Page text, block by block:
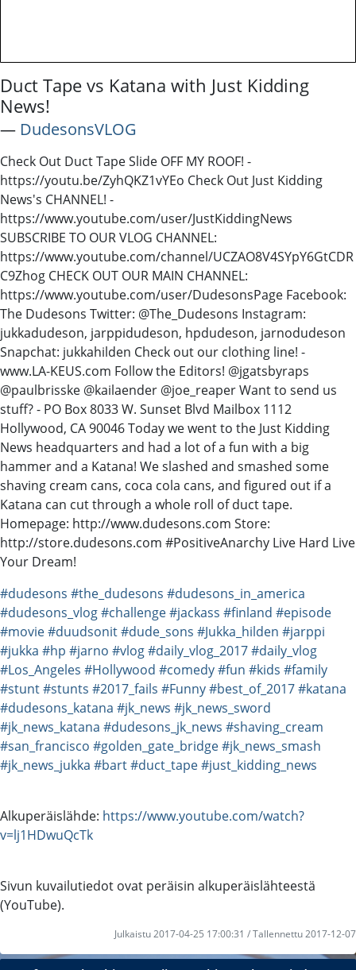
Duct Tape vs Katana with Just Kidding
News!
― DudesonsVLOG
Check Out Duct Tape Slide OFF MY ROOF! -
https://youtu.be/ZyhQKZ1vYEo Check Out Just Kidding
News's CHANNEL! -
https://www.youtube.com/user/JustKiddingNews
SUBSCRIBE TO OUR VLOG CHANNEL:
https://www.youtube.com/channel/UCZAO8V4SYpY6GtCDR
C9Zhog CHECK OUT OUR MAIN CHANNEL:
https://www.youtube.com/user/DudesonsPage Facebook:
The Dudesons Twitter: @The_Dudesons Instagram:
jukkadudeson, jarppidudeson, hpdudeson, jarnodudeson
Snapchat: jukkahilden Check out our clothing line! -
www.LA-KEUS.com Follow the Editors! @jgatsbyraps
@paulbrisske @kailaender @joe_reaper Want to send us
stuff? - PO Box 8033 W. Sunset Blvd Mailbox 1112
Hollywood, CA 90046 Today we went to the Just Kidding
News headquarters and had a lot of a fun with a big
hammer and a Katana! We slashed and smashed some
shaving cream cans, coca cola cans, and figured out if a
Katana can cut through a whole roll of duct tape.
Homepage: http://www.dudesons.com Store:
http://store.dudesons.com #PositiveAnarchy Live Hard Live
Your Dream!
#dudesons #the_dudesons #dudesons_in_america
#dudesons_vlog#challenge#jackass #finland #episode
#movie#duudsonit#dude_sons #Jukka_hilden #jarppi
#jukka #hp #jarno #vlog#daily_vlog_2017#daily_vlog
#Los_Angeles #Hollywood #comedy#fun #kids #family
#stunt#stunts #2017_fails #Funny#best_of_2017#katana
#dudesons_katana #jk_news #jk_news_sword
#jk_news_katana #dudesons_jk_news #shaving_cream
#san_francisco #golden_gate_bridge#jk_news_smash
#jk_news_jukka #bart#duct_tape#just_kidding_news
Alkuperäislähde: https://www.youtube.com/watch?
v=lj1HDwuQcTk
Sivun kuvailutiedot ovat peräisin alkuperäislähteestä
(YouTube).
Julkaistu 2017-04-25 17:00:31 / Tallennettu 2017-12-07